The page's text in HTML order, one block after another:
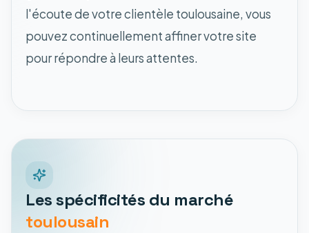
l'écoute de votre clientèle toulousaine, vous
pouvez continuellement affiner votre site
pour répondre à leurs attentes.
Les spécificités du marché
toulousain